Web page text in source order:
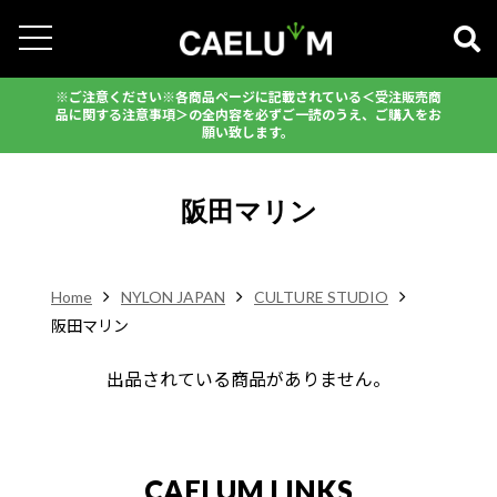
※ご注意ください※各商品ページに記載されている＜受注販売商
品に関する注意事項＞の全内容を必ずご一読のうえ、ご購入をお
願い致します。
阪田マリン
Home NYLON JAPAN
CULTURE STUDIO
阪田マリン
出品されている商品がありません。
CAELUM LINKS